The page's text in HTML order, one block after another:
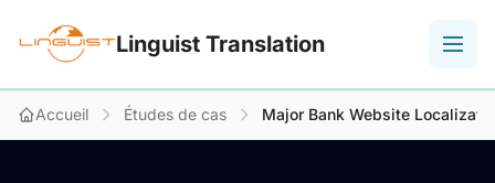
Linguist Translation
Accueil Études de cas Major Bank Website